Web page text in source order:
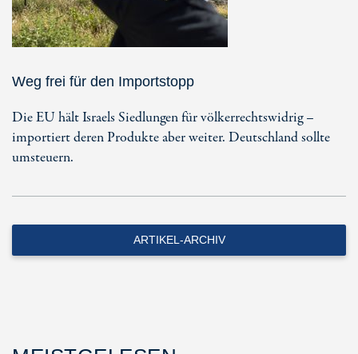
Weg frei für den Importstopp
Die EU hält Israels Siedlungen für völkerrechtswidrig –
importiert deren Produkte aber weiter. Deutschland sollte
umsteuern.
ARTIKEL-ARCHIV